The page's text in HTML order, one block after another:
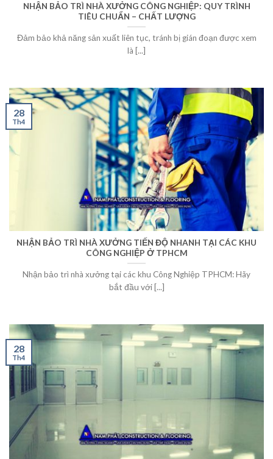
NHẬN BẢO TRÌ NHÀ XƯỞNG CÔNG NGHIỆP: QUY TRÌNH
TIÊU CHUẨN – CHẤT LƯỢNG
Đảm bảo khả năng sản xuất liên tục, tránh bị gián đoạn được xem
là [...]
NHẬN BẢO TRÌ NHÀ XƯỞNG TIẾN ĐỘ NHANH TẠI CÁC KHU
CÔNG NGHIỆP Ở TPHCM
Nhận bảo trì nhà xưởng tại các khu Công Nghiệp TPHCM: Hãy
bắt đầu với [...]
28
Th4
28
Th4